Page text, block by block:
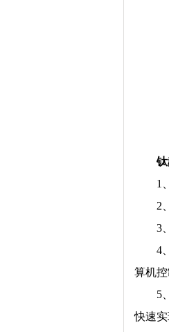
1
2
3
4
算机
5
快速